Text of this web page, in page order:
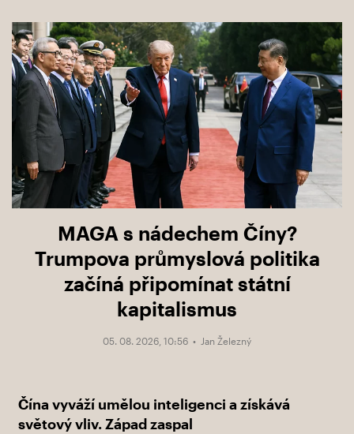
MAGA s nádechem Číny?
Trumpova průmyslová politika
začíná připomínat státní
kapitalismus
05. 08. 2026, 10:56 • Jan Železný
Čína vyváží umělou inteligenci a získává
světový vliv. Západ zaspal